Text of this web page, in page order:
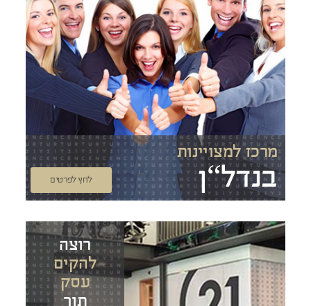
מרכז למצויינות
בנדל“ן לחץ לפרטים
רוצה
להקים
עסק
תוך